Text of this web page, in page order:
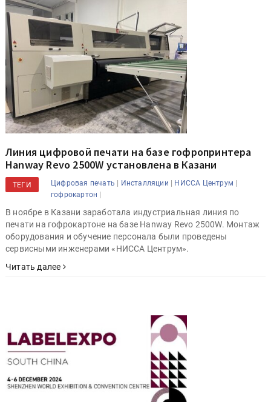
Линия цифровой печати на базе гофропринтера
Hanway Revo 2500W установлена в Казани
ТЕГИ Цифровая печать | Инсталляции | НИССА Центрум |
гофрокартон |
В ноябре в Казани заработала индустриальная линия по
печати на гофрокартоне на базе Hanway Revo 2500W. Монтаж
оборудования и обучение персонала были проведены
сервисными инженерами «НИССА Центрум».
Читать далее